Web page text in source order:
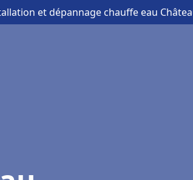
et dépannage chauffe eau